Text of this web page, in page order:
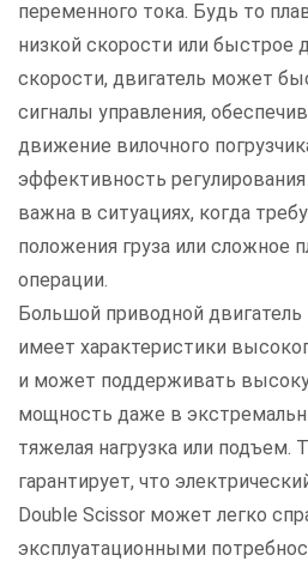
переменного тока. Будь то
низкой скорости или быстрое
скорости, двигатель может
сигналы управления,
движение вилочного
эффективность
важна в ситуациях, когда
положения груза или сложное
операции.
Большой приводной
имеет характеристики
и может поддерживать
мощность даже в
тяжелая нагрузка или подъем.
гарантирует, что
Double Scissor может легко
эксплуатационными